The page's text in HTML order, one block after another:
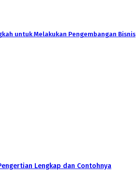
untuk Melakukan Pengembangan Bisnis
Lengkap dan Contohnya